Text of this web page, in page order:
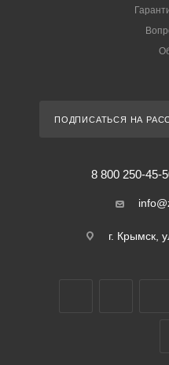
ПОДПИСАТЬСЯ НА
8 800 250-45-
г. Крымск,